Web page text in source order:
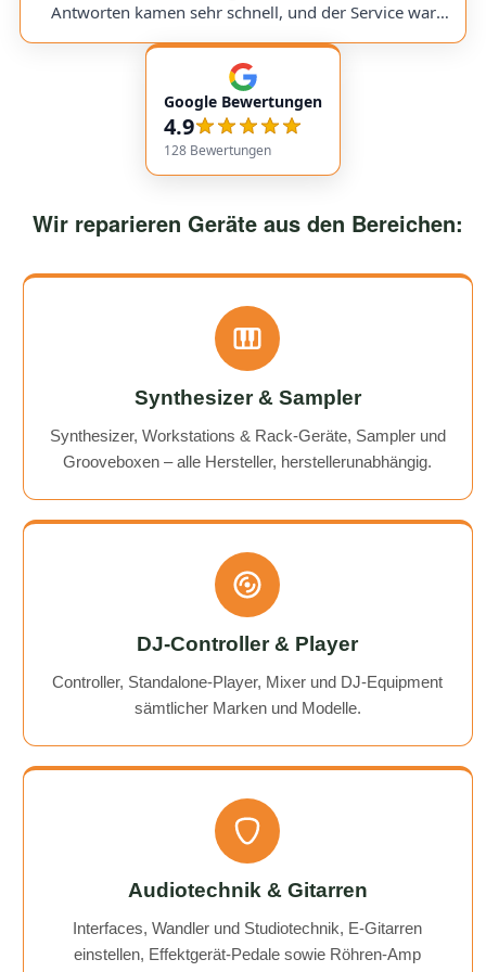
would use them again anytime!
Antworten kamen sehr schnell, und der Service war
empfehlenswert! Very friendly and professional
communication. Responses came very quickly, and the
service overall was extremely friendly and reliable.
Highly recommended!
Google Bewertungen
4.9
128 Bewertungen
Wir reparieren Geräte aus den Bereichen:
Synthesizer & Sampler
Synthesizer, Workstations & Rack-Geräte, Sampler und
Grooveboxen – alle Hersteller, herstellerunabhängig.
DJ-Controller & Player
Controller, Standalone-Player, Mixer und DJ-Equipment
sämtlicher Marken und Modelle.
Audiotechnik & Gitarren
Interfaces, Wandler und Studiotechnik, E-Gitarren
einstellen, Effektgerät-Pedale sowie Röhren-Amp